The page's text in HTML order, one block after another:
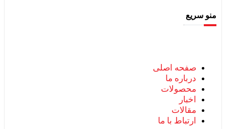
منو سریع
صفحه اصلی
درباره ما
محصولات
اخبار
مقالات
ارتباط با ما